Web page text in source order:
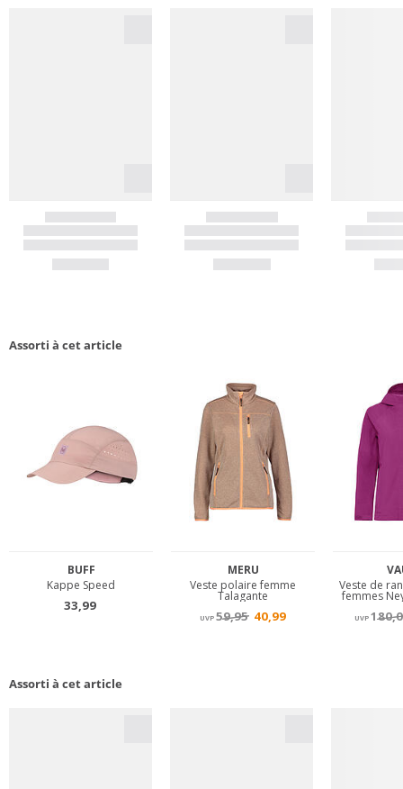
Assorti à cet article
Assorti à cet article